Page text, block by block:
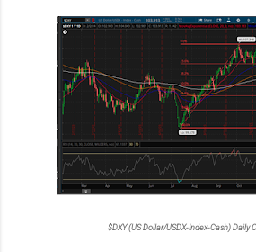
$DXY (US Dollar/USDX-Index-Cash) Daily